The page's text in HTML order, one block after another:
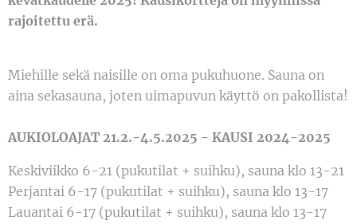
rajoitettu erä.
Miehille sekä naisille on oma pukuhuone. Sauna on
aina sekasauna, joten uimapuvun käyttö on pakollista!
AUKIOLOAJAT 21.2.-4.5.2025 - KAUSI 2024-2025
Keskiviikko 6-21 (pukutilat + suihku), sauna klo 13-21
Perjantai 6-17 (pukutilat + suihku), sauna klo 13-17
Lauantai 6-17 (pukutilat + suihku), sauna klo 13-17